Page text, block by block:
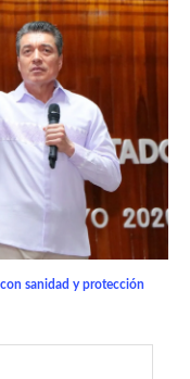
sanidad y protección